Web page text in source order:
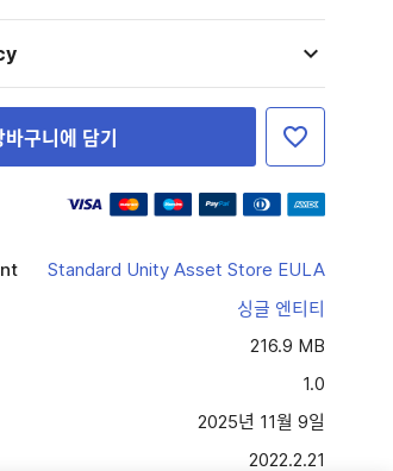
바구니에 담기
Standard Unity Asset Store EULA
싱글 엔티티
216.9 MB
1.0
2025년 11월 9일
2022.2.21